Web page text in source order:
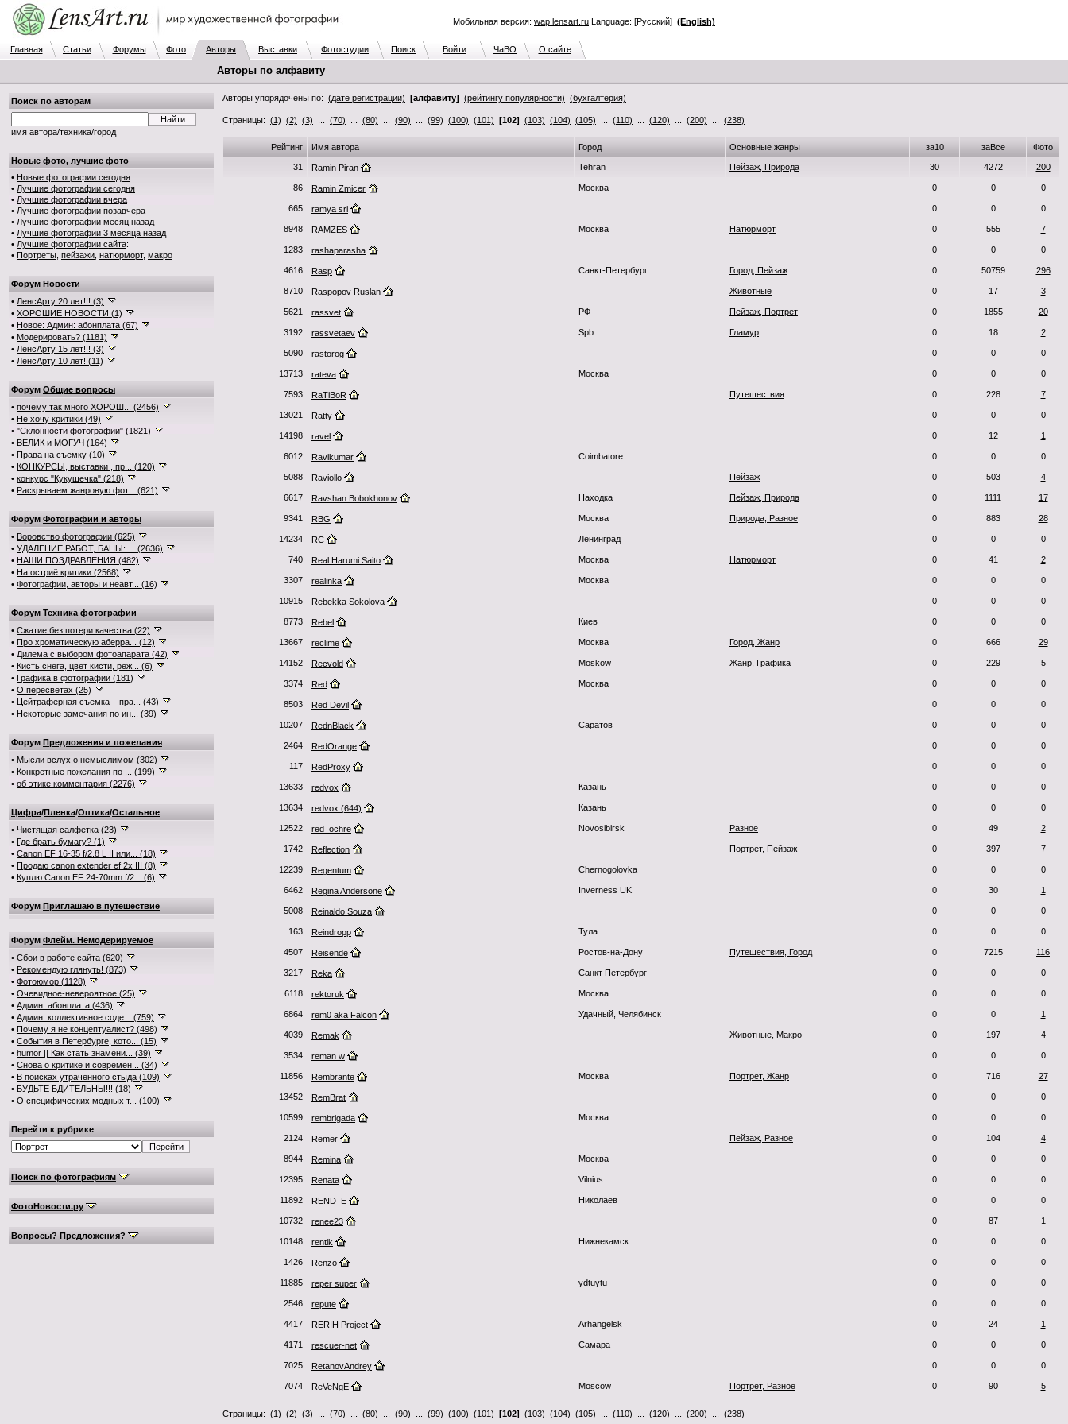
Мобильная версия: wap.lensart.ru Language: [Русский] (English)
Главная Статьи Форумы Фото Авторы Выставки Фотостудии Поиск Войти ЧаВО О сайте
Авторы по алфавиту
Поиск по авторам
имя автора/техника/город
Новые фото, лучшие фото
• Новые фотографии сегодня
• Лучшие фотографии сегодня
• Лучшие фотографии вчера
• Лучшие фотографии позавчера
• Лучшие фотографии месяц назад
• Лучшие фотографии 3 месяца назад
• Лучшие фотографии сайта:
• Портреты пейзажи натюрморт, макро
Форум Новости
• ЛенсАрту 20 лет!!! (3)
• ХОРОШИЕ НОВОСТИ (1)
• Новое: Админ: абонплата (67)
• Модерировать? (1181)
• ЛенсАрту 15 лет!!! (3)
• ЛенсАрту 10 лет! (11)
Форум Общие вопросы
• почему так много ХОРОШ... (2456)
• Не хочу критики (49)
• "Склонности фотографии" (1821)
• ВЕЛИК и МОГУЧ (164)
• Права на съемку (10)
• КОНКУРСЫ, выставки , пр... (120)
• конкурс "Кукушечка" (218)
• Раскрываем жанровую фот... (621)
Форум Фотографии и авторы
• Воровство фотографии (625)
• УДАЛЕНИЕ РАБОТ, БАНЫ: ... (2636)
• НАШИ ПОЗДРАВЛЕНИЯ (482)
• На остриё критики (2568)
• Фотографии, авторы и неавт... (16)
Форум Техника фотографии
• Сжатие без потери качества (22)
• Про хроматическую аберра... (12)
• Дилема с выбором фотоапарата (42)
• Кисть снега, цвет кисти, реж... (6)
• Графика в фотографии (181)
• О пересветах (25)
• Цейтраферная съемка – пра... (43)
• Некоторые замечания по ин... (39)
Форум Предложения и пожелания
• Мысли вслух о немыслимом (302)
• Конкретные пожелания по ... (199)
• об этике комментария (2276)
Цифра/Пленка/Оптика/Остальное
• Чистящая салфетка (23)
• Где брать бумагу? (1)
• Canon EF 16-35 f/2.8 L II или... (18)
• Продаю canon extender ef 2x III (8)
• Куплю Canon EF 24-70mm f/2... (6)
Форум Приглашаю в путешествие
Форум Флейм. Немодерируемое
• Сбои в работе сайта (620)
• Рекомендую глянуть! (873)
• Фотоюмор (1128)
• Очевидное-невероятное (25)
• Админ: абонплата (436)
• Админ: коллективное соде... (759)
• Почему я не концептуалист? (498)
• События в Петербурге, кото... (15)
• humor || Как стать знамени... (39)
• Снова о критике и современ... (34)
• В поисках утраченного стыда (109)
• БУДЬТЕ БДИТЕЛЬНЫ!!! (18)
• О специфических модных т... (100)
Перейти к рубрике
Поиск по фотографиям
ФотоНовости.ру
Вопросы? Предложения?
Авторы упорядочены по: (дате регистрации) [алфавиту] (рейтингу популярности) (бухгалтерия)
Страницы: (1) (2) (3) (70) (80) (90) (99) (100) (101) [102] (103) (104) (105) (110) (120) (200) (238)
Рейтинг Имя автора Город Основные жанры за10 заВсе Фото
31 Ramin Piran Tehran Пейзаж, Природа 30 4272 200
86 Ramin Zmicer Москва 0 0 0
665 ramya sri 0 0 0
8948 RAMZES Москва Натюрморт 0 555 7
1283 rashaparasha 0 0 0
4616 Rasp Санкт-Петербург Город, Пейзаж 0 50759 296
8710 Raspopov Ruslan Животные 0 17 3
5621 rassvet РФ Пейзаж, Портрет 0 1855 20
3192 rassvetaev Spb Гламур 0 18 2
5090 rastorog 0 0 0
13713 rateva Москва 0 0 0
7593 RaTiBoR Путешествия 0 228 7
13021 Ratty 0 0 0
14198 ravel 0 12 1
6012 Ravikumar Coimbatore 0 0 0
5088 Raviollo Пейзаж 0 503 4
6617 Ravshan Bobokhonov Находка Пейзаж, Природа 0 1111 17
9341 RBG Москва Природа, Разное 0 883 28
14234 RC Ленинград 0 0 0
740 Real Harumi Saito Москва Натюрморт 0 41 2
3307 realinka Москва 0 0 0
10915 Rebekka Sokolova 0 0 0
8773 Rebel Киев 0 0 0
13667 reclime Москва Город, Жанр 0 666 29
14152 Recvold Moskow Жанр, Графика 0 229 5
3374 Red Москва 0 0 0
8503 Red Devil 0 0 0
10207 RednBlack Саратов 0 0 0
2464 RedOrange 0 0 0
117 RedProxy 0 0 0
13633 redvox Казань 0 0 0
13634 redvox (644) Казань 0 0 0
12522 red_ochre Novosibirsk Разное 0 49 2
1742 Reflection Портрет, Пейзаж 0 397 7
12239 Regentum Chernogolovka 0 0 0
6462 Regina Andersone Inverness UK 0 30 1
5008 Reinaldo Souza 0 0 0
163 Reindropp Тула 0 0 0
4507 Reisende Ростов-на-Дону Путешествия, Город 0 7215 116
3217 Reka Санкт Петербург 0 0 0
6118 rektoruk Москва 0 0 0
6864 rem0 aka Falcon Удачный, Челябинск 0 0 1
4039 Remak Животные, Макро 0 197 4
3534 reman w 0 0 0
11856 Rembrante Москва Портрет, Жанр 0 716 27
13452 RemBrat 0 0 0
10599 rembrigada Москва 0 0 0
2124 Remer Пейзаж, Разное 0 104 4
8944 Remina Москва 0 0 0
12395 Renata Vilnius 0 0 0
11892 REND_E Николаев 0 0 0
10732 renee23 0 87 1
10148 rentik Нижнекамск 0 0 0
1426 Renzo 0 0 0
11885 reper super ydtuytu 0 0 0
2546 repute 0 0 0
4417 RERIH Project Arhangelsk 0 24 1
4171 rescuer-net Самара 0 0 0
7025 RetanovAndrey 0 0 0
7074 ReVeNgE Moscow Портрет, Разное 0 90 5
Страницы: (1) (2) (3) (70) (80) (90) (99) (100) (101) [102] (103) (104) (105) (110) (120) (200) (238)